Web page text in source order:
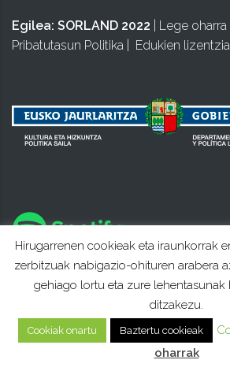
Egilea: SORLAND 2022 Lege oharra
Pribatutasun Politika
Edukien lizentzia
Hirugarrenen cookieak eta iraunkorrak
zerbitzuak nabigazio-ohituren arabera
gehiago lortu eta zure
ditzakezu.
Cookiak onartu Baztertu cookieak
oharrak